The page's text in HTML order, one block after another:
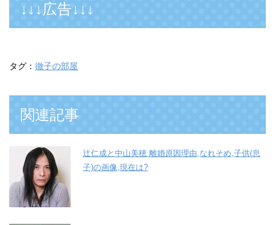
↓↓↓広告↓↓↓
タグ： 徹子の部屋
関連記事
辻仁成と中山美穂 離婚原因理由,なれそめ,子供(息
子)の画像,現在は?